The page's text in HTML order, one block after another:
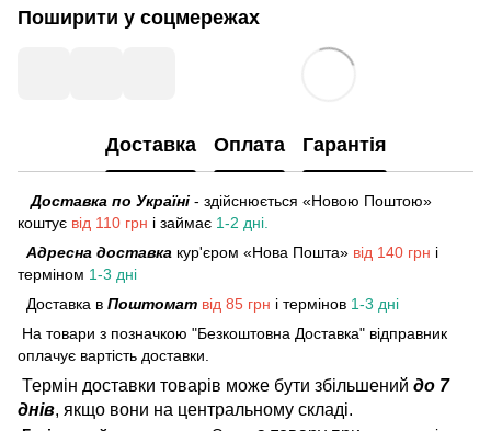
Поширити у соцмережах
Доставка Оплата Гарантія
Доставка по Україні - здійснюється «Новою Поштою»
коштує від 110 грн і займає 1-2 дні.
Адресна доставка кур'єром «Нова Пошта» від 140 грн і
терміном 1-3 дні
Доставка в Поштомат від 85 грн і термінов 1-3 дні
На товари з позначкою "Безкоштовна Доставка" відправник
оплачує вартість доставки.
Термін доставки товарів може бути збільшений до 7
днів, якщо вони на центральному складі.